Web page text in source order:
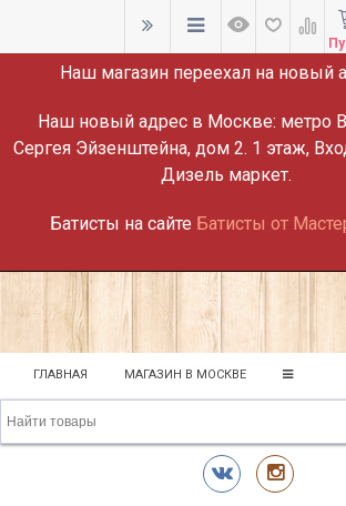
ВНИМАНИЕ!
Наш магазин переехал на новый
Наш новый адрес в Москве: метро
Сергея Эйзенштейна, дом 2. 1 этаж,
Дизель маркет.
Батисты на сайте Батисты от
ГЛАВНАЯ МАГАЗИН В МОСКВЕ